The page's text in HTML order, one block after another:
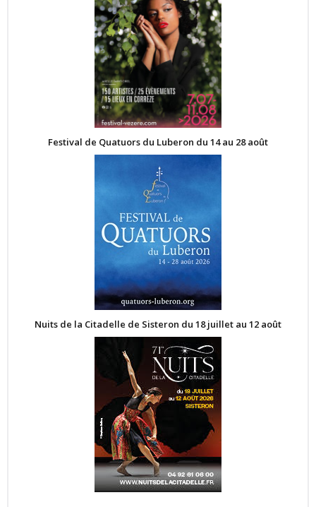
Festival de Quatuors du Luberon du 14 au 28 août
Nuits de la Citadelle de Sisteron du 18 juillet au 12 août